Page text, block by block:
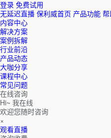
登录 免费试用
无延迟直播 保利威首页 产品功能
内容中心
解决方案
案例拆解
行业前沿
产品动态
大咖分享
课程中心
常见问题
在线咨询
Hi~ 我在线
欢迎您随时咨询
×
观看直播